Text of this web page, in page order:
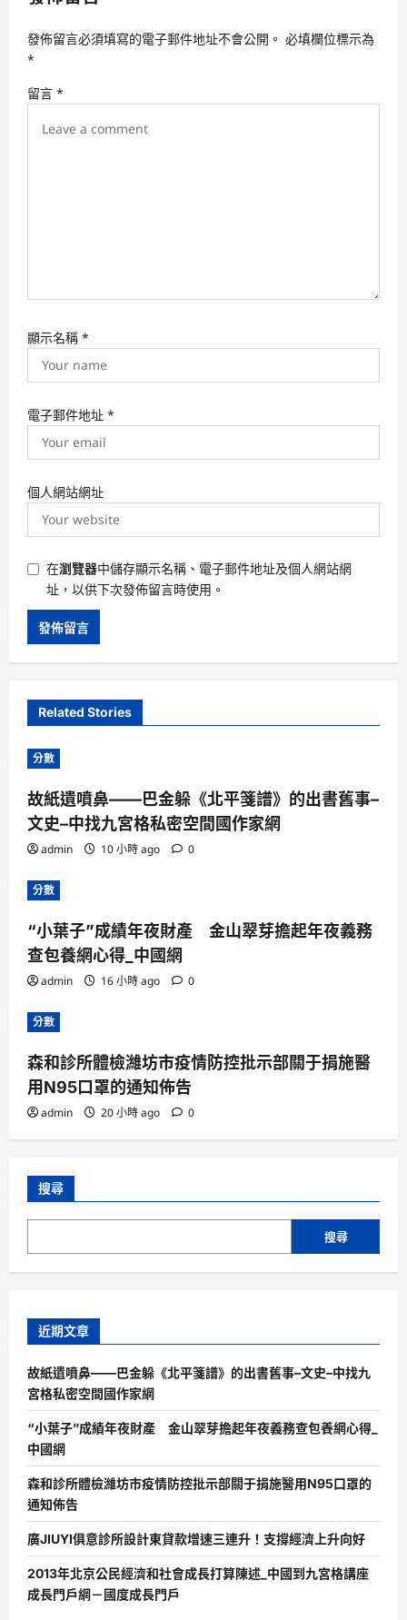
g
t
發佈留言必須填寫的電子郵件地址不會公開。 必填欄位標示為
*
留言 *
顯示名稱 *
電子郵件地址 *
個人網站網址
在瀏覽器中儲存顯示名稱、電子郵件地址及個人網站網
址，以供下次發佈留言時使用。
Related Stories
分數
故紙遺噴鼻——巴金躲《北平箋譜》的出書舊事–
文史–中找九宮格私密空間國作家網
admin 10 小時 ago 0
分數
“小葉子”成績年夜財產 金山翠芽擔起年夜義務
查包養網心得_中國網
admin 16 小時 ago 0
分數
森和診所體檢濰坊市疫情防控批示部關于捐施醫
用N95口罩的通知佈告
admin 20 小時 ago 0
搜尋
搜尋
近期文章
故紙遺噴鼻——巴金躲《北平箋譜》的出書舊事–文史–中找九
宮格私密空間國作家網
“小葉子”成績年夜財產 金山翠芽擔起年夜義務查包養網心得_
中國網
森和診所體檢濰坊市疫情防控批示部關于捐施醫用N95口罩的
通知佈告
廣JIUYI俱意診所設計東貸款增速三連升！支撐經濟上升向好
2013年北京公民經濟和社會成長打算陳述_中國到九宮格講座
成長門戶網－國度成長門戶